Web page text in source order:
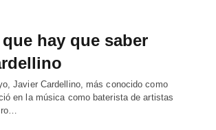
hay que saber
Javier Cardellino, más conocido como
en la música como baterista de artistas